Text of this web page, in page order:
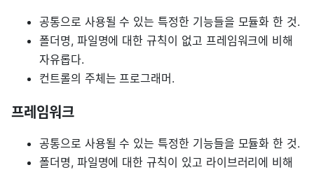
공통으로 사용될 수 있는 특정한 기능들을 모듈화 한 것.
폴더명, 파일명에 대한 규칙이 없고 프레임워크에 비해
자유롭다.
컨트롤의 주체는 프로그래머.
프레임워크
공통으로 사용될 수 있는 특정한 기능들을 모듈화 한 것.
폴더명, 파일명에 대한 규칙이 있고 라이브러리에 비해